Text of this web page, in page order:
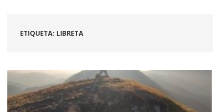
ETIQUETA: LIBRETA